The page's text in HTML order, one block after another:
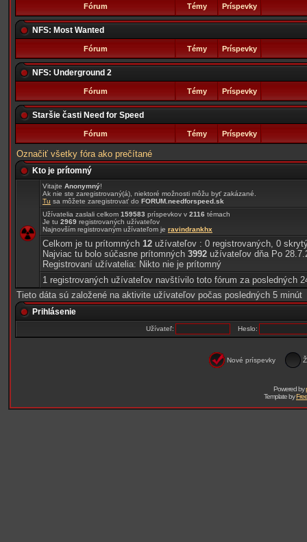
Fórum Témy Príspevky
NFS: Most Wanted
Fórum Témy Príspevky
NFS: Underground 2
Fórum Témy Príspevky
Staršie časti Need for Speed
Fórum Témy Príspevky
Označiť všetky fóra ako prečítané
Kto je prítomný
Vitajte Anonymný!
Ak nie ste zaregistrovaný(á), niektoré možnosti môžu byť zakázané.
Tu sa môžete zaregistrovať do FORUM.needforspeed.sk
Užívatelia zaslali celkom 159583 príspevkov v 2116 témach
Je tu 2969 registrovaných užívateľov
Najnovším registrovaným užívateľom je ravindrankhx
Celkom je tu prítomných 12 užívateľov : 0 registrovaných, 0
Najviac tu bolo súčasne prítomných 3992 užívateľov dňa Po
Registrovaní užívatelia: Nikto nie je prítomný
1 registrovaných užívateľov navštívilo toto fórum za posledných
Tieto dáta sú založené na aktivite užívateľov počas posledných 5 minút
Prihlásenie
Užívateľ: Heslo:
Nové príspevky
Powered by
Template by